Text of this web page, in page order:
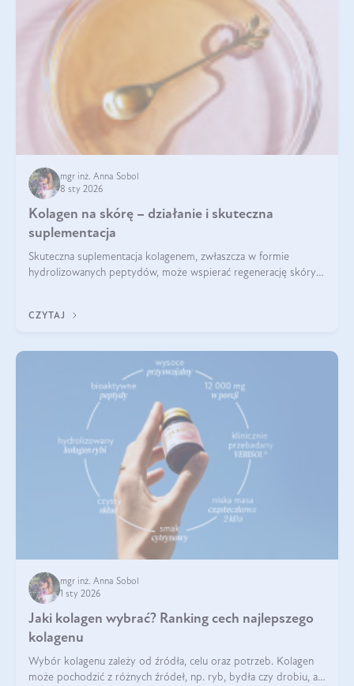
mgr inż. Anna Sobol
8 sty 2026
Kolagen na skórę – działanie i skuteczna
suplementacja
Skuteczna suplementacja kolagenem, zwłaszcza w formie
hydrolizowanych peptydów, może wspierać regenerację skóry i
CZYTAJ
mgr inż. Anna Sobol
1 sty 2026
Jaki kolagen wybrać? Ranking cech najlepszego
kolagenu
Wybór kolagenu zależy od źródła, celu oraz potrzeb. Kolagen
może pochodzić z różnych źródeł, np. ryb, bydła czy drobiu, a